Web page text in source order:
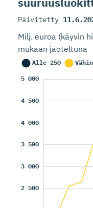
Päivitetty
Milj. euroa (käyvin
mukaan jaoteltuna